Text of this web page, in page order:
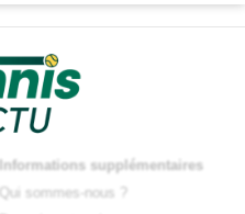
Informations supplémentaires
Qui sommes-nous ?